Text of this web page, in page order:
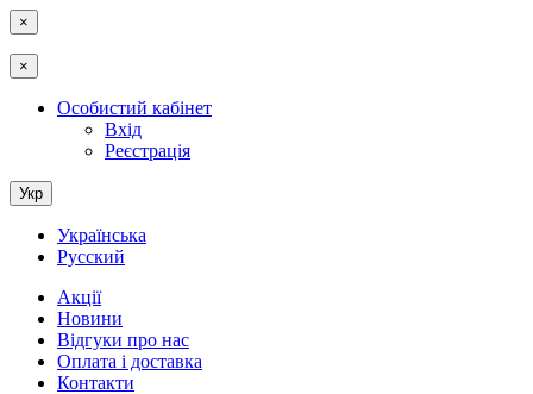
×
×
Особистий кабінет
Вхід
Реєстрація
Укр
Українська
Русский
Акції
Новини
Відгуки про нас
Оплата і доставка
Контакти